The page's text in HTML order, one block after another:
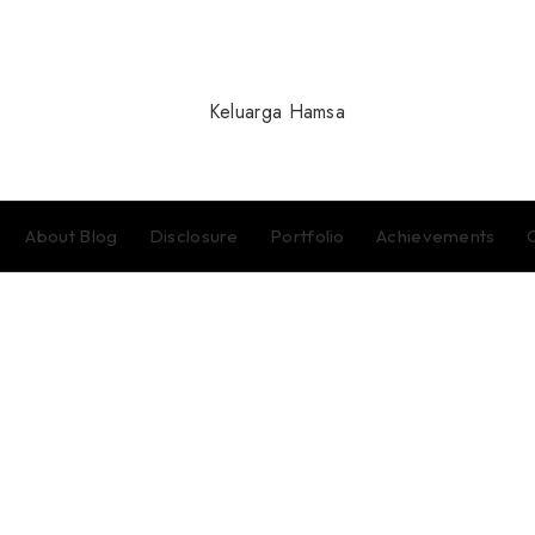
About Blog Disclosure Portfolio Achievements